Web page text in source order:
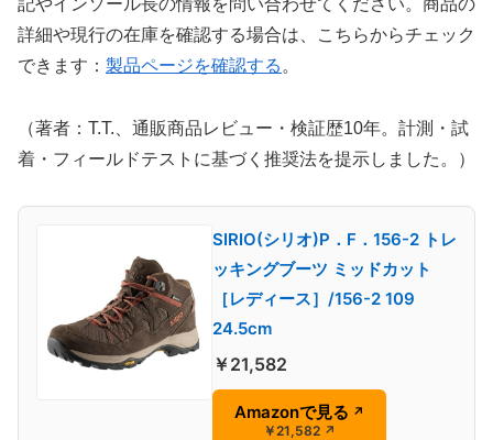
詳細や現行の在庫を確認する場合は、こちらからチェック
できます： 製品ページを確認する 。
（著者：T.T.、通販商品レビュー・検証歴10年。計測・試
着・フィールドテストに基づく推奨法を提示しました。）
SIRIO(シリオ)P．F．156-2 トレ
ッキングブーツ ミッドカット
［レディース］/156-2 109
24.5cm
￥21,582
Amazonで見る ↗
￥21,582 ↗